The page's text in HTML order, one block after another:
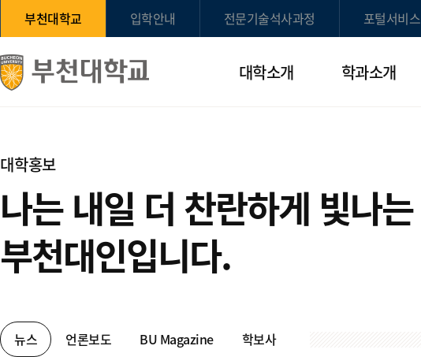
부천대학교 입학안내 전문기술석사과정 포털서비스
대학소개 학과소개
대학홍보
나는 내일 더 찬란하게 빛나는
부천대인입니다.
뉴스 언론보도 BU Magazine 학보사